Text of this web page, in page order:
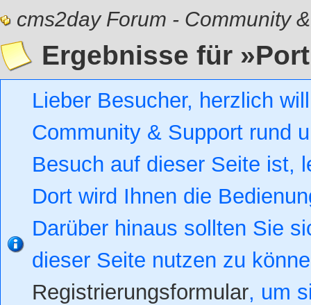
cms2day Forum - Community
Ergebnisse für
Lieber Besucher, herzlich
Community & Support rund
Besuch auf dieser Seite ist,
Dort wird Ihnen die
Darüber hinaus sollten Sie
dieser Seite nutzen zu
Registrierungsformular, um